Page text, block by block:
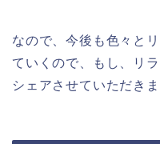
なので、今後も色々と
ていくので、もし、リ
シェアさせていただき